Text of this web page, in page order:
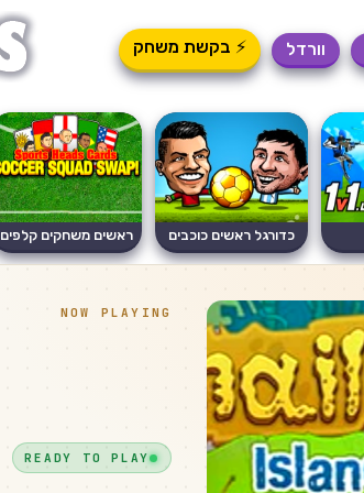
וורדל ⚡ בקשת משחק
כדורגל ראשים כוכבים ראשים משחקים קלפים